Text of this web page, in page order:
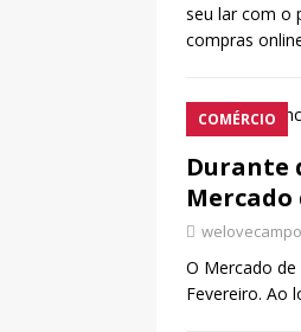
seu lar com o
compras
COMÉRCIO
Durante
Mercado
O Mercado de
Fevereiro. Ao